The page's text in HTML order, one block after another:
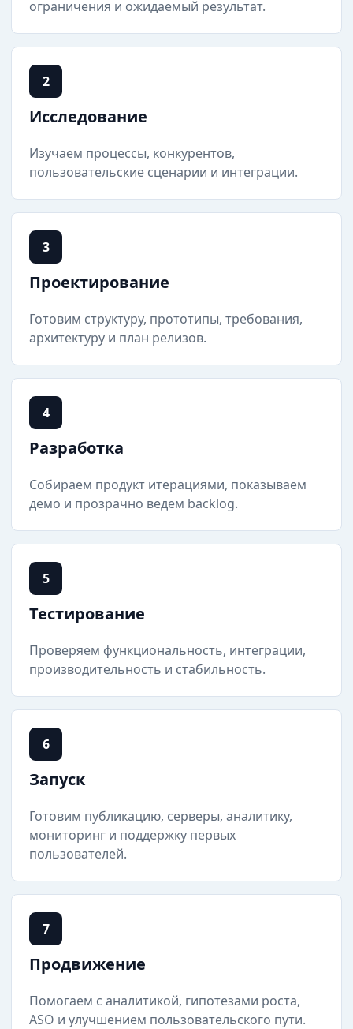
ограничения и ожидаемый результат.
2
Исследование
Изучаем процессы, конкурентов,
пользовательские сценарии и интеграции.
3
Проектирование
Готовим структуру, прототипы, требования,
архитектуру и план релизов.
4
Разработка
Собираем продукт итерациями, показываем
демо и прозрачно ведем backlog.
5
Тестирование
Проверяем функциональность, интеграции,
производительность и стабильность.
6
Запуск
Готовим публикацию, серверы, аналитику,
мониторинг и поддержку первых
пользователей.
7
Продвижение
Помогаем с аналитикой, гипотезами роста,
ASO и улучшением пользовательского пути.